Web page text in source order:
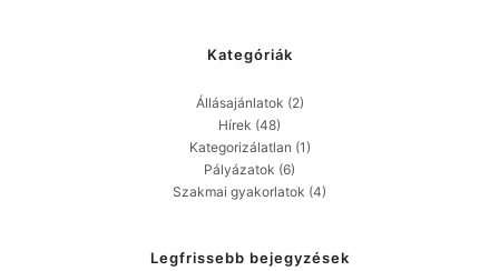
Kategóriák
Állásajánlatok (2)
Hírek (48)
Kategorizálatlan (1)
Pályázatok (6)
Szakmai gyakorlatok (4)
Legfrissebb bejegyzések